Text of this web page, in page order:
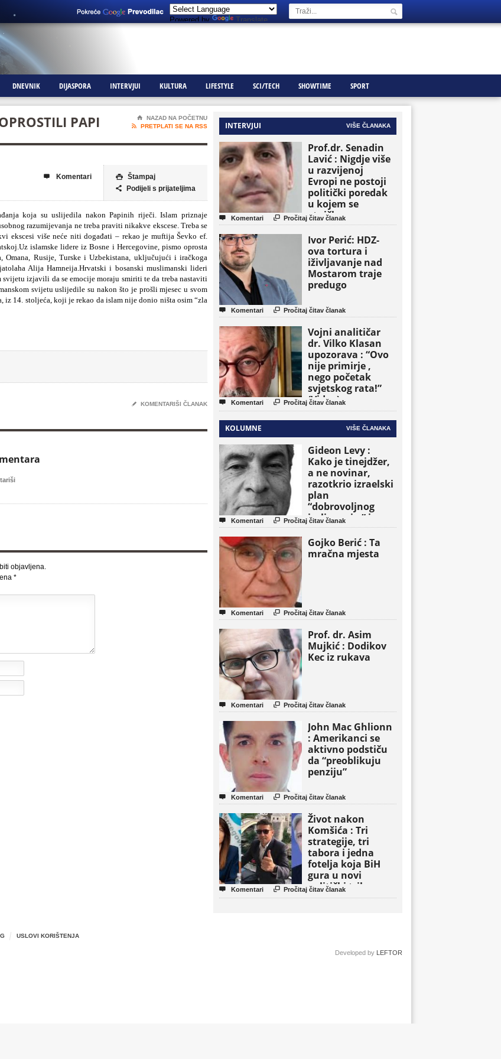
Powered by Translate
DNEVNIK DIJASPORA INTERVJUI KULTURA LIFESTYLE SCI/TECH SHOWTIME SPORT
PAPI ⌂
NAZAD NA POČETNU

PRETPLATI SE NA RSS
 Štampaj
 Podijeli s prijateljima
 Komentari
koja su uslijedila nakon Papinih riječi. Islam priznaje
razumijevanja ne treba praviti nikakve ekscese. Treba se
ekscesi više neće niti događati – rekao je muftija Ševko ef.
islamske lidere iz Bosne i Hercegovine, pismo oprosta
Rusije, Turske i Uzbekistana, uključujući i iračkoga
Alija Hamneija.Hrvatski i bosanski muslimanski lideri
izjavili da se emocije moraju smiriti te da treba nastaviti
svijetu uslijedile su nakon što je prošli mjesec u svom
iz 14. stoljeća, koji je rekao da islam nije donio ništa osim “zla
✎ KOMENTARIŠI ČLANAK
objavljena.
*
INTERVJUI VIŠE ČLANAKA
Prof.dr. Senadin
Lavić : Nigdje više
u razvijenoj
Evropi ne postoji
politički poredak
u kojem se
etničke grupe
pojavljuju kao
osnovne političke
jedinice
 Komentari  Pročitaj čitav članak
Ivor Perić: HDZ-
ova tortura i
iživljavanje nad
Mostarom traje
predugo
 Komentari  Pročitaj čitav članak
Vojni analitičar
dr. Vilko Klasan
upozorava : “Ovo
nije primirje ,
nego početak
svjetskog rata!”
(Video)
 Komentari  Pročitaj čitav članak
KOLUMNE VIŠE ČLANAKA
Gideon Levy :
Kako je tinejdžer,
a ne novinar,
razotkrio izraelski
plan
“dobrovoljnog
iseljavanja ” iz
Gaze
 Komentari  Pročitaj čitav članak
Gojko Berić : Ta
mračna mjesta
 Komentari  Pročitaj čitav članak
Prof. dr. Asim
Mujkić : Dodikov
Kec iz rukava
 Komentari  Pročitaj čitav članak
John Mac Ghlionn
: Amerikanci se
aktivno podstiču
da “preoblikuju
penziju”
 Komentari  Pročitaj čitav članak
Život nakon
Komšića : Tri
strategije, tri
tabora i jedna
fotelja koja BiH
gura u novi
politički triler
 Komentari  Pročitaj čitav članak
USLOVI KORIŠTENJA
Developed by LEFTOR